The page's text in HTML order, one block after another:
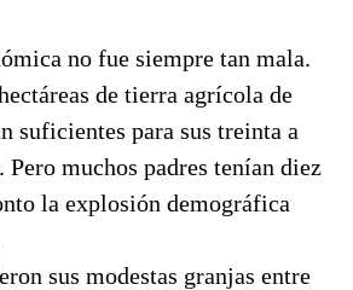
no fue siempre tan mala.
de tierra agrícola de
suficientes para sus treinta a
muchos padres tenían diez
la explosión demográfica
sus modestas granjas entre